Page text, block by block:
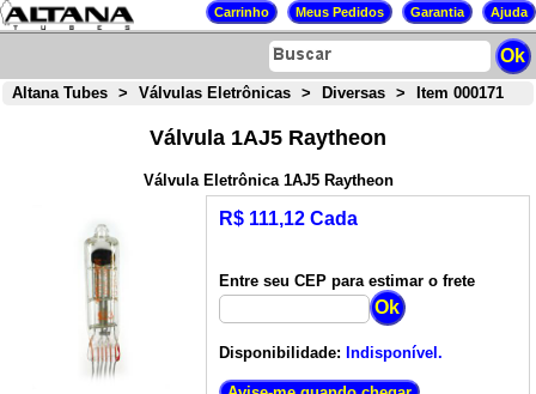
Altana Tubes > Válvulas Eletrônicas > Diversas > Item 000171
Válvula 1AJ5 Raytheon
Válvula Eletrônica 1AJ5 Raytheon
R$ 111,12 Cada
Entre seu CEP para estimar o frete
Disponibilidade: Indisponível.